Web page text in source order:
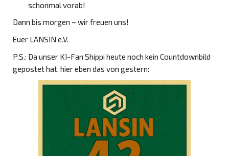
schonmal vorab!
Dann bis morgen – wir freuen uns!
Euer LANSIN e.V.
P.S.: Da unser KI-Fan Shippi heute noch kein Countdownbild
gepostet hat, hier eben das von gestern: